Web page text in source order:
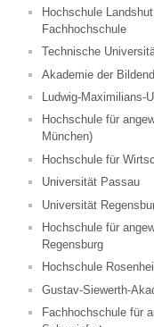
Hochschule
Fachhochschule
Technische
Akademie der
Ludwig-Maximilians-
Hochschule für
München)
Hochschule für
Universität Passau
Universität
Hochschule für
Regensburg
Hochschule
Gustav-Siewerth-
Fachhochschule für